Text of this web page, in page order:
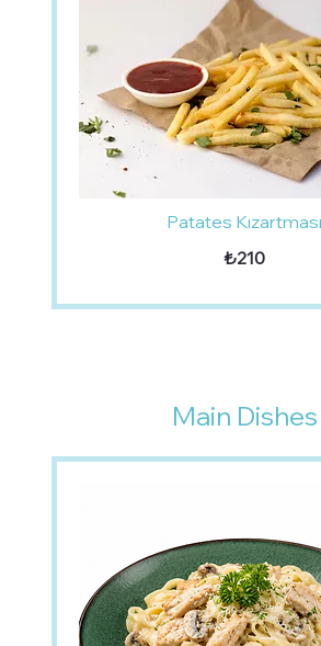
Patates Kızartması
₺210
Main Dishes